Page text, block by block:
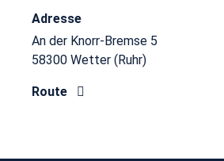
Adresse
An der Knorr-Bremse 5
58300 Wetter (Ruhr)
Route